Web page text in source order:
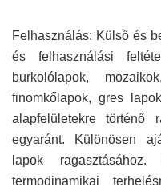
Felhasználás: Külső és
és felhasználási
burkolólapok,
finomkőlapok, gres
alapfelületekre történő
egyaránt. Különösen
lapok
termodinamikai